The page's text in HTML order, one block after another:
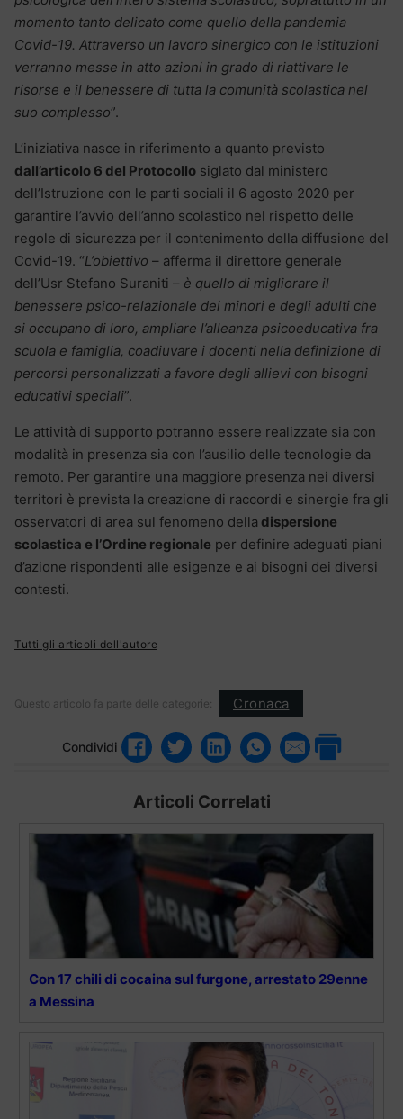
momento tanto delicato come quello della pandemia
Covid-19. Attraverso un lavoro sinergico con le istituzioni
verranno messe in atto azioni in grado di riattivare le
risorse e il benessere di tutta la comunità scolastica nel
suo complesso”.
L’iniziativa nasce in riferimento a quanto previsto
dall’articolo 6 del Protocollo siglato dal ministero
dell’Istruzione con le parti sociali il 6 agosto 2020 per
garantire l’avvio dell’anno scolastico nel rispetto delle
regole di sicurezza per il contenimento della diffusione del
Covid-19. “L’obiettivo – afferma il direttore generale
dell’Usr Stefano Suraniti – è quello di migliorare il
benessere psico-relazionale dei minori e degli adulti che
si occupano di loro, ampliare l’alleanza psicoeducativa fra
scuola e famiglia, coadiuvare i docenti nella definizione di
percorsi personalizzati a favore degli allievi con bisogni
educativi speciali”.
Le attività di supporto potranno essere realizzate sia con
modalità in presenza sia con l’ausilio delle tecnologie da
remoto. Per garantire una maggiore presenza nei diversi
territori è prevista la creazione di raccordi e sinergie fra gli
osservatori di area sul fenomeno della dispersione
scolastica e l’Ordine regionale per definire adeguati piani
d’azione rispondenti alle esigenze e ai bisogni dei diversi
contesti.
Tutti gli articoli dell'autore
Questo articolo fa parte delle categorie: Cronaca
Condividi
Articoli Correlati
Con 17 chili di cocaina sul furgone, arrestato 29enne
a Messina